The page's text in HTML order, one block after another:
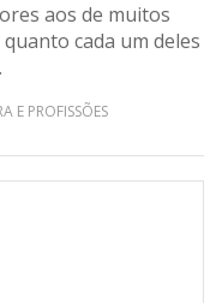
aos de muitos
cada um deles
E PROFISSÕES